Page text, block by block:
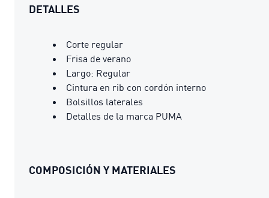
DETALLES
Corte regular
Frisa de verano
Largo: Regular
Cintura en rib con cordón interno
Bolsillos laterales
Detalles de la marca PUMA
COMPOSICIÓN Y MATERIALES